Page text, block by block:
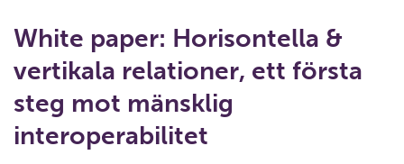
White paper: Horisontella &
vertikala relationer, ett första
steg mot mänsklig
interoperabilitet